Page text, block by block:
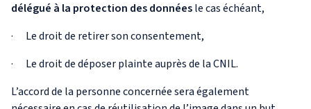
délégué à la protection des donnéesle cas échéant,
· Le droit de retirer son consentement,
· Le droit de déposer plainte auprès de la CNIL.
L’accord de la personne concernée sera également